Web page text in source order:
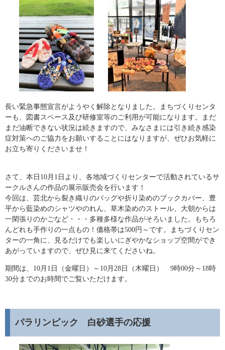
長い緊急事態宣言がようやく解除となりました。まちづくりセンタ
ーも、図書スペース及び研修室等のご利用が可能になります。まだ
まだ油断できない状況は続きますので、みなさまには引き続き感染
症対策へのご協力をお願いすることにはなりますが、ぜひお気軽に
お立ち寄りくださいませ！
さて、本日10月1日より、各地域づくりセンターで活動されているサ
ークルさんの作品の展示販売会を行います！
今回は、芸北から裂き織りのバッグや折り染めのブックカバー、豊
平から藍染めのシャツやのれん、草木染めのストール、大朝からは
一閑張りのかごなど・・・多種多様な作品がそろいました。もちろ
んどれも手作りの一点もの！価格帯は500円～です。まちづくりセン
ターの一角に、見るだけでも楽しいにぎやかなショップ空間ができ
あがっていますので、ぜひ見に来てくださいね。
期間は、10月1日（金曜日）～10月28日（木曜日） 9時00分～18時
30分までのお時間でご覧いただけます。
パラリンピック 白砂選手の応援